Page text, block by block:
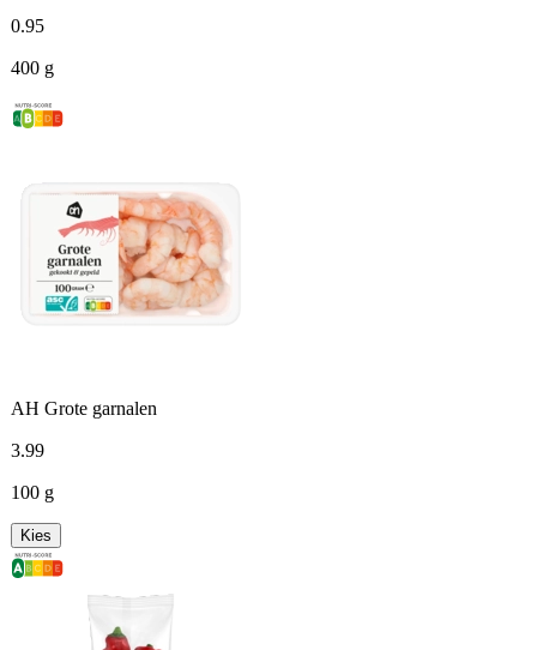
0.95
400 g
AH Grote garnalen
3.99
100 g
Kies